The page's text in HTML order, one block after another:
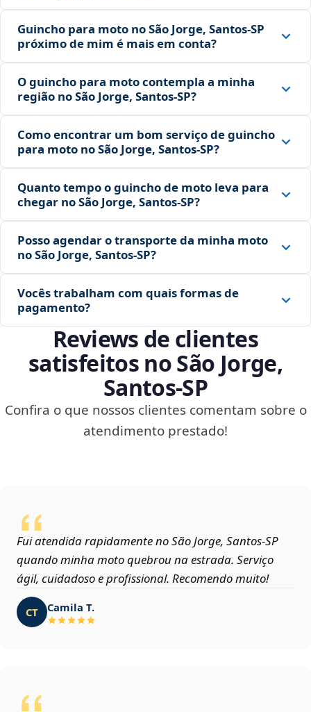
Guincho para moto no São Jorge, Santos‑SP
próximo de mim é mais em conta?
O guincho para moto contempla a minha
região no São Jorge, Santos‑SP?
Como encontrar um bom serviço de guincho
para moto no São Jorge, Santos‑SP?
Quanto tempo o guincho de moto leva para
chegar no São Jorge, Santos‑SP?
Posso agendar o transporte da minha moto
no São Jorge, Santos‑SP?
Vocês trabalham com quais formas de
pagamento?
Reviews de clientes
satisfeitos no São Jorge,
Santos‑SP
Confira o que nossos clientes comentam sobre o
atendimento prestado!
Fui atendida rapidamente no São Jorge, Santos‑SP
quando minha moto quebrou na estrada. Serviço
ágil, cuidadoso e profissional. Recomendo muito!
CT Camila T.